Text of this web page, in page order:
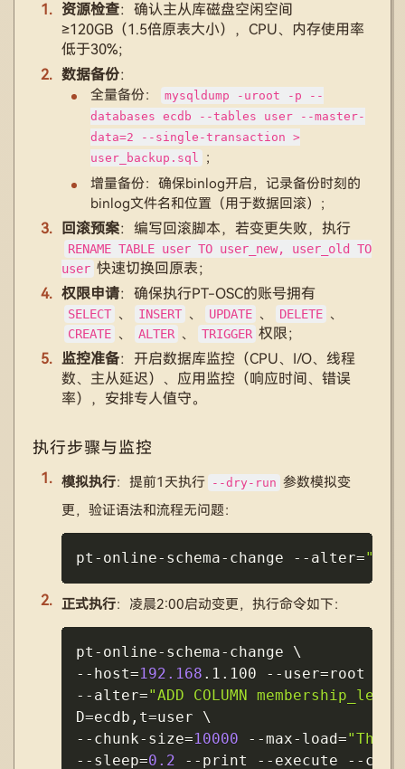
资源检查：确认主从库磁盘空闲空间
≥120GB（1.5倍原表大小），CPU、内存使用率
低于30%；
数据备份：
全量备份：
mysqldump -uroot -p --
databases ecdb --tables user --master-
data=2 --single-transaction >
user_backup.sql
；
增量备份：确保binlog开启，记录备份时刻的
binlog文件名和位置（用于数据回滚）；
回滚预案：编写回滚脚本，若变更失败，执行
RENAME TABLE user TO user_new, user_old TO
user 快速切换回原表；
权限申请：确保执行PT-OSC的账号拥有
SELECT 、 INSERT 、 UPDATE 、 DELETE 、
CREATE 、 ALTER 、 TRIGGER 权限；
监控准备：开启数据库监控（CPU、I/O、线程
数、主从延迟）、应用监控（响应时间、错误
率），安排专人值守。
执行步骤与监控
模拟执行：提前1天执行 --dry-run 参数模拟变
更，验证语法和流程无问题：
pt-online-schema-change --alter=
正式执行：凌晨2:00启动变更，执行命令如下：
pt-online-schema-change \
--host=192.168 .1.100 --user=root
--alter="ADD COLUMN
D=ecdb,t=user \
--chunk-size=10000 --max-load=
--sleep=0.2 --print --execute --